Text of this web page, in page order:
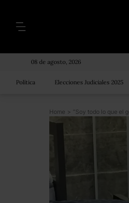
08 de agosto, 2026
Política Elecciones Judiciales 2025
Home >